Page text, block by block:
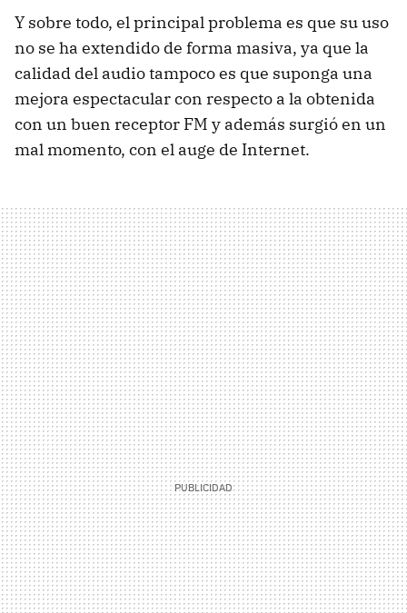
Y sobre todo, el principal problema es que su uso
no se ha extendido de forma masiva, ya que la
calidad del audio tampoco es que suponga una
mejora espectacular con respecto a la obtenida
con un buen receptor FM y además surgió en un
mal momento, con el auge de Internet.